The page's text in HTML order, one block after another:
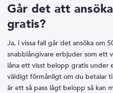
Går det att
gratis?
Ja, i vissa fall går det ansöka om
snabblångivare erbjuder som ett
låna ett visst belopp gratis under
väldigt förmånligt om du betalar
är ett så pass lågt belopp så kan